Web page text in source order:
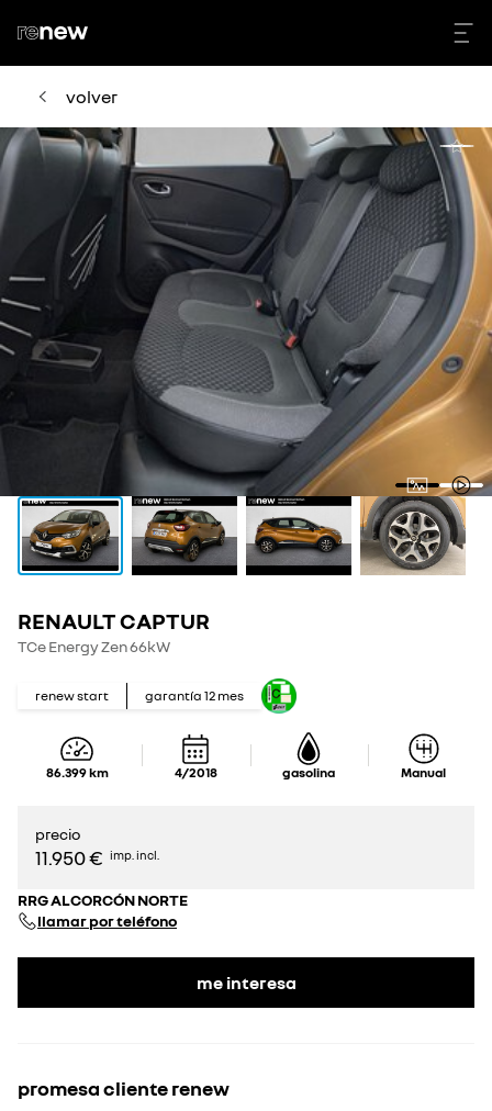
volver
RENAULT CAPTUR
TCe Energy Zen 66kW
renew start garantía 12 mes
86.399km 4/2018 gasolina Manual
precio
11.950 € imp. incl.
RRG ALCORCÓN NORTE
llamar por teléfono
me interesa
promesa cliente renew